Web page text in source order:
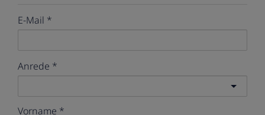
E-Mail
Anrede
Vorname